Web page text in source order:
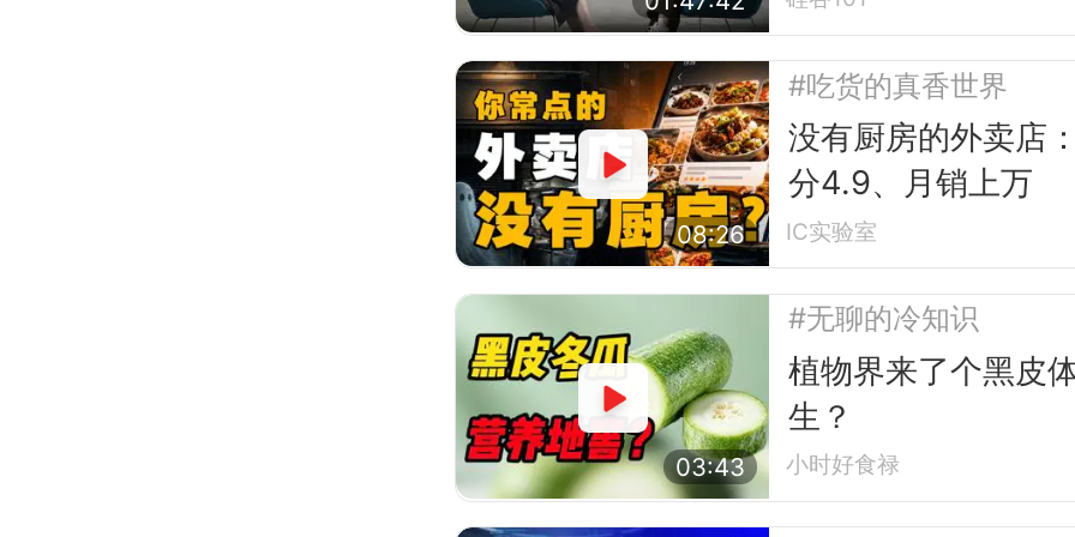
08:26
#吃货的真香世界
没有厨房的外卖店
分4.9、月销上万
IC实验室
03:43
#无聊的冷知识
植物界来了个黑皮
生？
小时好食禄